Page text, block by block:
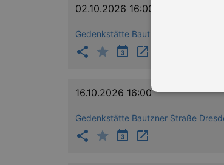
02.10.2026 16:00
Gedenkstätte Bautzner Straße
16.10.2026 16:00
Gedenkstätte Bautzner Straße
Essentielle